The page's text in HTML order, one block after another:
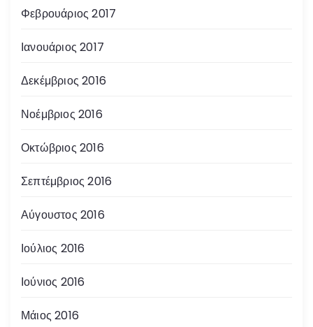
Φεβρουάριος 2017
Ιανουάριος 2017
Δεκέμβριος 2016
Νοέμβριος 2016
Οκτώβριος 2016
Σεπτέμβριος 2016
Αύγουστος 2016
Ιούλιος 2016
Ιούνιος 2016
Μάιος 2016